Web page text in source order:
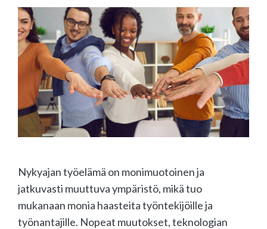
Nykyajan työelämä on monimuotoinen ja
jatkuvasti muuttuva ympäristö, mikä tuo
mukanaan monia haasteita työntekijöille ja
työnantajille. Nopeat muutokset, teknologian